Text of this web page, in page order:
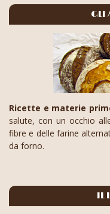
GLI
Ricette e materie
salute, con un occhio
fibre e delle farine
da forno.
IL